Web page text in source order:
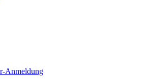
Anmeldung